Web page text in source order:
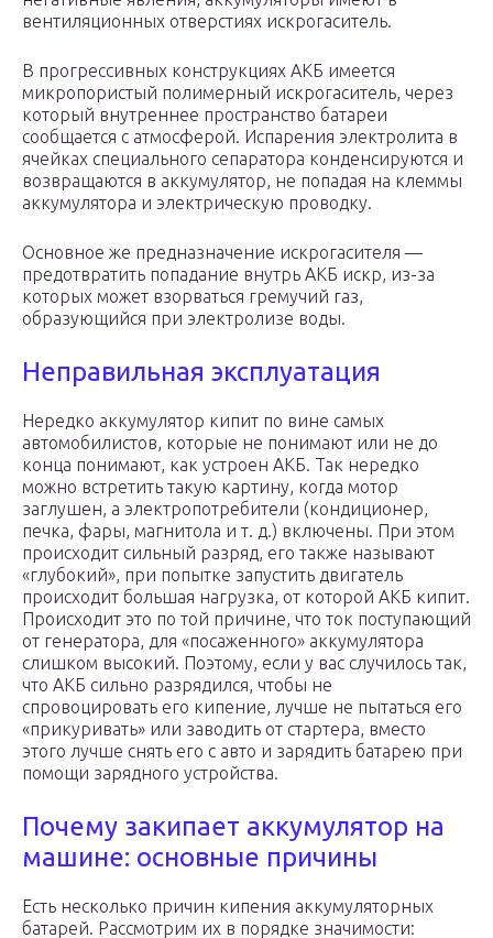
вентиляционных отверстиях искрогаситель.
В прогрессивных конструкциях АКБ имеется
микропористый полимерный искрогаситель, через
который внутреннее пространство батареи
сообщается с атмосферой. Испарения электролита в
ячейках специального сепаратора конденсируются и
возвращаются в аккумулятор, не попадая на клеммы
аккумулятора и электрическую проводку.
Основное же предназначение искрогасителя —
предотвратить попадание внутрь АКБ искр, из-за
которых может взорваться гремучий газ,
образующийся при электролизе воды.
Неправильная эксплуатация
Нередко аккумулятор кипит по вине самых
автомобилистов, которые не понимают или не до
конца понимают, как устроен АКБ. Так нередко
можно встретить такую картину, когда мотор
заглушен, а электропотребители (кондиционер,
печка, фары, магнитола и т. д.) включены. При этом
происходит сильный разряд, его также называют
«глубокий», при попытке запустить двигатель
происходит большая нагрузка, от которой АКБ кипит.
Происходит это по той причине, что ток поступающий
от генератора, для «посаженного» аккумулятора
слишком высокий. Поэтому, если у вас случилось так,
что АКБ сильно разрядился, чтобы не
спровоцировать его кипение, лучше не пытаться его
«прикуривать» или заводить от стартера, вместо
этого лучше снять его с авто и зарядить батарею при
помощи зарядного устройства.
Почему закипает аккумулятор на
машине: основные причины
Есть несколько причин кипения аккумуляторных
батарей. Рассмотрим их в порядке значимости: